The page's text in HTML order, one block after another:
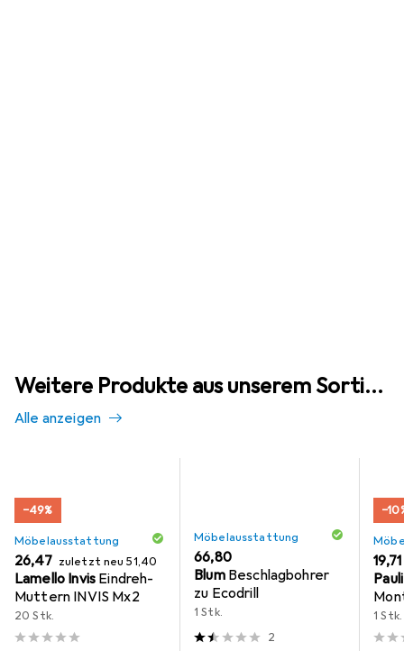
Weitere Produkte aus unserem Sortiment
Alle anzeigen
−49%
Möbelausstattung
EUR
26,47 zuletzt neuEUR
51,40
Lamello Invis Eindreh-
Muttern INVIS Mx2
20 Stk.
Möbelausstattung
EUR
66,80
Blum Beschlagbohrer
zu Ecodrill
1 Stk.
2
EUR
19,71
1 Stk.